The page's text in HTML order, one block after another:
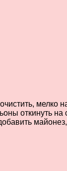
мелко
откинуть на